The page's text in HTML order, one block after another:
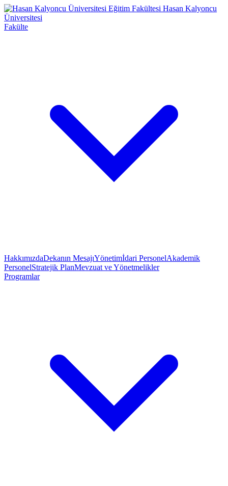
Eğitim Fakültesi Hasan Kalyoncu
Üniversitesi
Fakülte
HakkımızdaDekanın MesajıYönetimİdari PersonelAkademik
PersonelStratejik PlanMevzuat ve Yönetmelikler
Programlar